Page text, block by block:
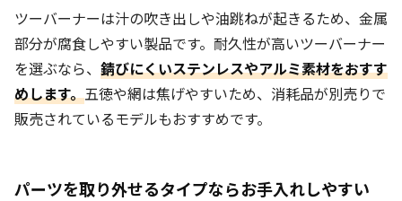
ツーバーナーは汁の吹き出しや油跳ねが起きるため、金属
部分が腐食しやすい製品です。耐久性が高いツーバーナー
を選ぶなら、 錆びにくいステンレスやアルミ素材をおすす
めします。五徳や網は焦げやすいため、消耗品が別売りで
販売されているモデルもおすすめです。
パーツを取り外せるタイプならお手入れしやすい